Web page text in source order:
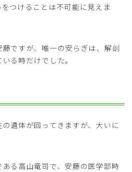
つけることは不可能に見えま
ですが、唯一の安らぎは、解剖
る時だけでした。
遺体が回ってきますが、大いに
る高山竜司で、安藤の医学部時